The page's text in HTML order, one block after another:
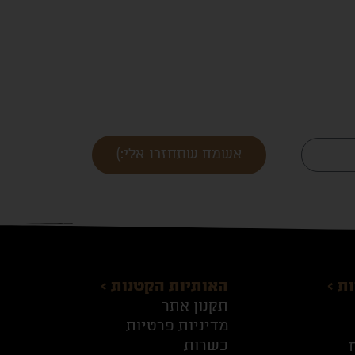
אשמח שתחזרו אלי:)
>
האותיות הקטנות >
תקנון אתר
מדיניות פרטיות
כשרות